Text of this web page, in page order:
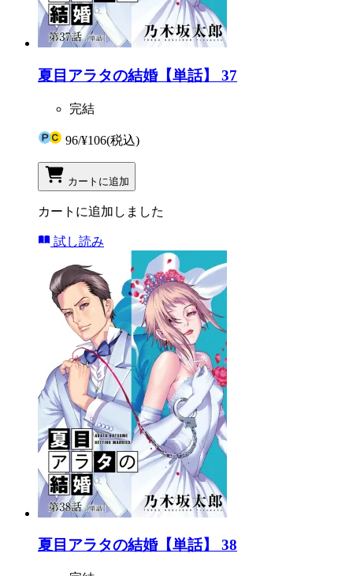
夏目アラタの結婚【単話】 37
完結
96/¥106(税込)
カートに追加
カートに追加しました
試し読み
夏目アラタの結婚【単話】 38